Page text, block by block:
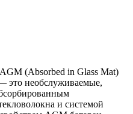
(Absorbed in Glass Mat)
это необслуживаемые,
и системой